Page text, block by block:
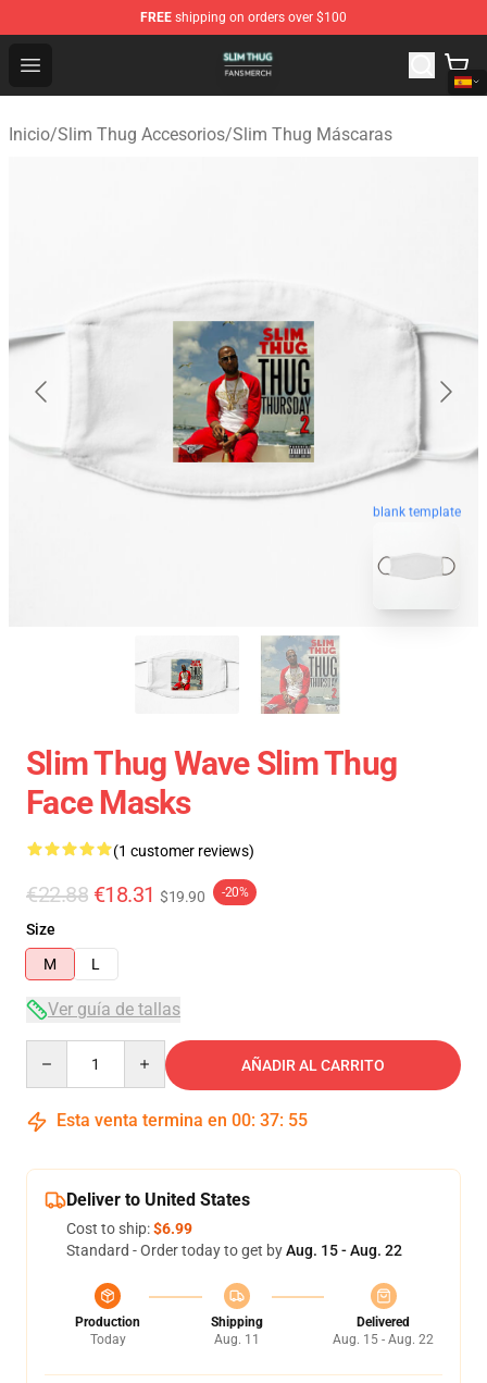
FREE shipping on orders over $100
Open menu
Slim Thug Shop - Official Slim Thug Merchandise Store
Inicio/Slim Thug Accesorios/Slim Thug Máscaras
blank template
Slim Thug Wave Slim Thug
Face Masks
(1 customer reviews)
€22.88 €18.31 $19.90 -20%
Size
M
L
Ver guía de tallas
AÑADIR AL CARRITO
Esta venta termina en 00: 37: 54
Deliver to United States
Cost to ship:$6.99
Standard - Order today to get byAug. 15 - Aug. 22
Production
Today
Shipping
Aug. 11
Delivered
Aug. 15 - Aug. 22